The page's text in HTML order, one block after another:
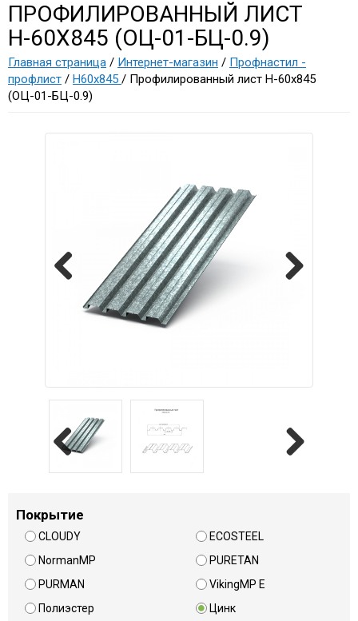
ПРОФИЛИРОВАННЫЙ ЛИСТ
Н-60Х845 (ОЦ-01-БЦ-0.9)
Главная страница / Интернет-магазин / Профнастил -
профлист / Н60х845 / Профилированный лист Н-60х845
(ОЦ-01-БЦ-0.9)
Previous
Previous
Покрытие
CLOUDY
ECOSTEEL
NormanMP
PURETAN
PURMAN
VikingMP E
Полиэстер
Цинк